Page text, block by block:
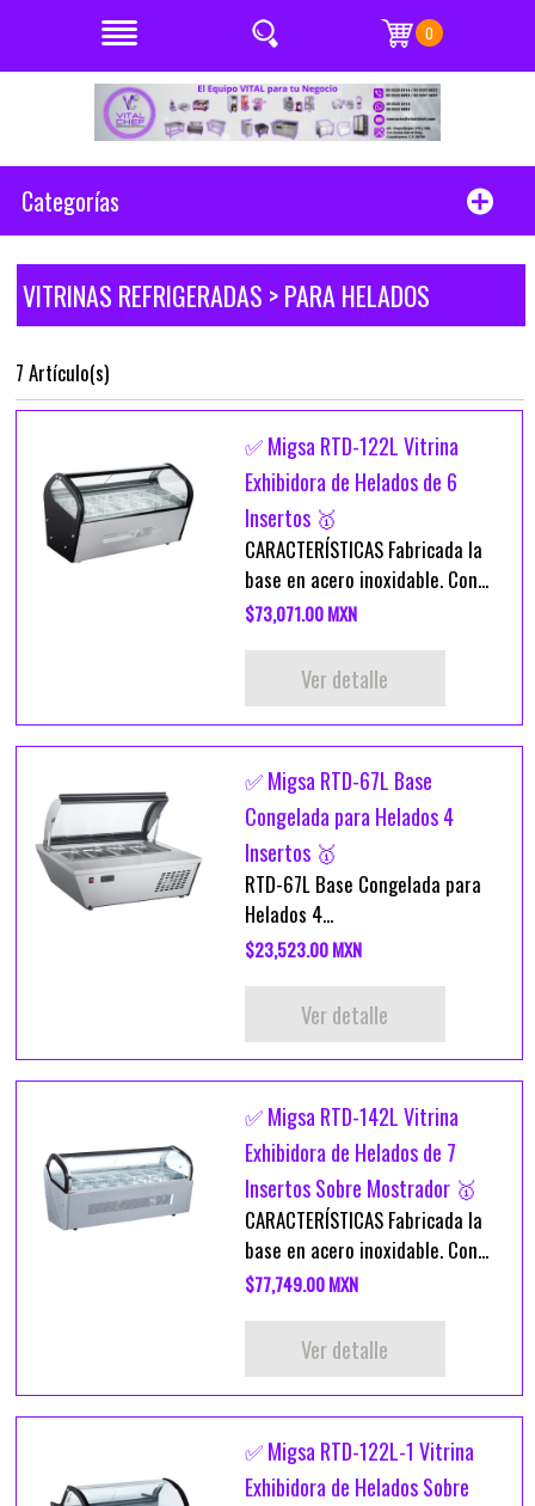
0
Categorías
VITRINAS REFRIGERADAS > PARA HELADOS
7 Artículo(s)
✅ Migsa RTD-122L Vitrina
Exhibidora de Helados de 6
Insertos 🥇
CARACTERÍSTICAS Fabricada la
base en acero inoxidable. Con...
$73,071.00 MXN
Ver detalle
✅ Migsa RTD-67L Base
Congelada para Helados 4
Insertos 🥇
RTD-67L Base Congelada para
Helados 4...
$23,523.00 MXN
Ver detalle
✅ Migsa RTD-142L Vitrina
Exhibidora de Helados de 7
Insertos Sobre Mostrador 🥇
CARACTERÍSTICAS Fabricada la
base en acero inoxidable. Con...
$77,749.00 MXN
Ver detalle
✅ Migsa RTD-122L-1 Vitrina
Exhibidora de Helados Sobre